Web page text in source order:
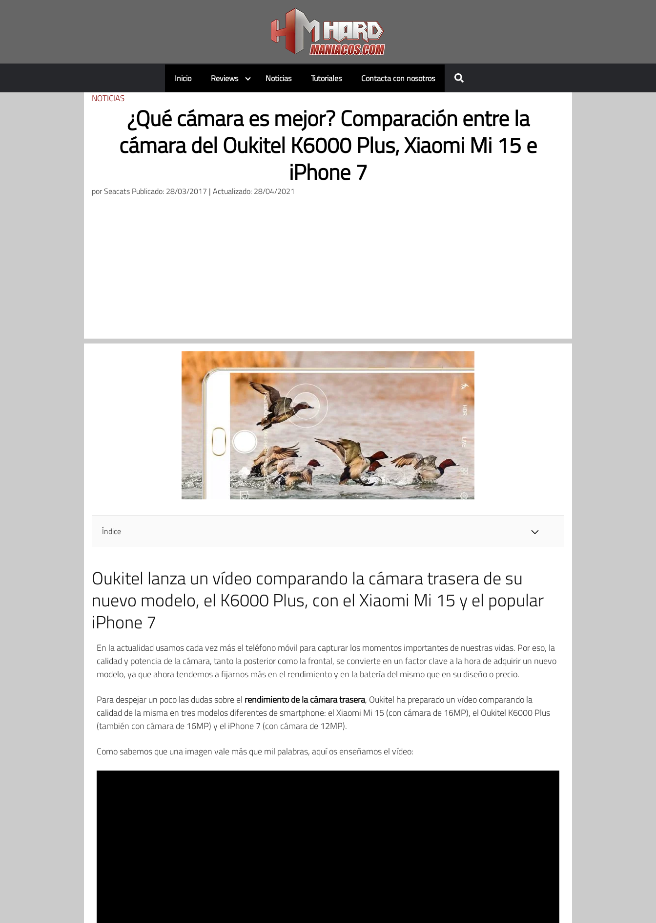
Inicio Reviews Noticias Tutoriales Contacta con nosotros
NOTICIAS
¿Qué cámara es mejor? Comparación entre la
cámara del Oukitel K6000 Plus, Xiaomi Mi 15 e
iPhone 7
porSeacats Publicado: 28/03/2017 | Actualizado: 28/04/2021
Índice
Oukitel lanza un vídeo comparando la cámara trasera de su
nuevo modelo, el K6000 Plus, con el Xiaomi Mi 15 y el popular
iPhone 7
En la actualidad usamos cada vez más el teléfono móvil para capturar los momentos importantes de nuestras vidas. Por eso, la
calidad y potencia de la cámara, tanto la posterior como la frontal, se convierte en un factor clave a la hora de adquirir un nuevo
modelo, ya que ahora tendemos a fijarnos más en el rendimiento y en la batería del mismo que en su diseño o precio.
Para despejar un poco las dudas sobre el rendimiento de la cámara trasera, Oukitel ha preparado un vídeo comparando la
calidad de la misma en tres modelos diferentes de smartphone: el Xiaomi Mi 15 (con cámara de 16MP), el Oukitel K6000 Plus
(también con cámara de 16MP) y el iPhone 7 (con cámara de 12MP).
Como sabemos que una imagen vale más que mil palabras, aquí os enseñamos el vídeo: